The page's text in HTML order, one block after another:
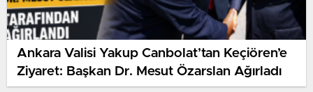
Ankara Valisi Yakup Canbolat’tan Keçiören’e
Ziyaret: Başkan Dr. Mesut Özarslan Ağırladı